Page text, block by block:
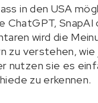
in den USA
ChatGPT,
wird die
verstehen, wie
nutzen sie es
zu erkennen.